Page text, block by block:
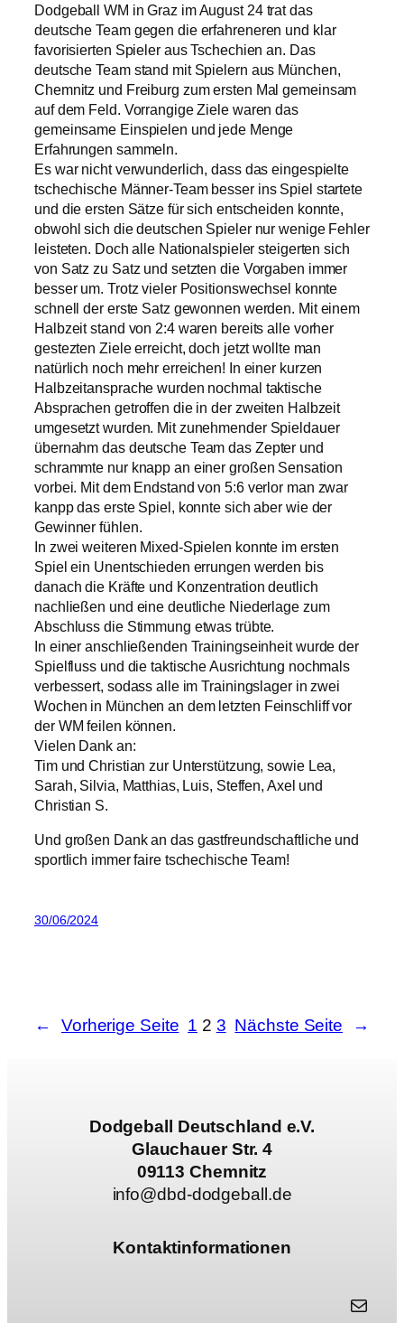
Dodgeball WM in Graz im August 24 trat das
deutsche Team gegen die erfahreneren und klar
favorisierten Spieler aus Tschechien an. Das
deutsche Team stand mit Spielern aus München,
Chemnitz und Freiburg zum ersten Mal gemeinsam
auf dem Feld. Vorrangige Ziele waren das
gemeinsame Einspielen und jede Menge
Erfahrungen sammeln.
Es war nicht verwunderlich, dass das eingespielte
tschechische Männer-Team besser ins Spiel startete
und die ersten Sätze für sich entscheiden konnte,
obwohl sich die deutschen Spieler nur wenige Fehler
leisteten. Doch alle Nationalspieler steigerten sich
von Satz zu Satz und setzten die Vorgaben immer
besser um. Trotz vieler Positionswechsel konnte
schnell der erste Satz gewonnen werden. Mit einem
Halbzeit stand von 2:4 waren bereits alle vorher
gestezten Ziele erreicht, doch jetzt wollte man
natürlich noch mehr erreichen! In einer kurzen
Halbzeitansprache wurden nochmal taktische
Absprachen getroffen die in der zweiten Halbzeit
umgesetzt wurden. Mit zunehmender Spieldauer
übernahm das deutsche Team das Zepter und
schrammte nur knapp an einer großen Sensation
vorbei. Mit dem Endstand von 5:6 verlor man zwar
kanpp das erste Spiel, konnte sich aber wie der
Gewinner fühlen.
In zwei weiteren Mixed-Spielen konnte im ersten
Spiel ein Unentschieden errungen werden bis
danach die Kräfte und Konzentration deutlich
nachließen und eine deutliche Niederlage zum
Abschluss die Stimmung etwas trübte.
In einer anschließenden Trainingseinheit wurde der
Spielfluss und die taktische Ausrichtung nochmals
verbessert, sodass alle im Trainingslager in zwei
Wochen in München an dem letzten Feinschliff vor
der WM feilen können.
Vielen Dank an:
Tim und Christian zur Unterstützung, sowie Lea,
Sarah, Silvia, Matthias, Luis, Steffen, Axel und
Christian S.
Und großen Dank an das gastfreundschaftliche und
sportlich immer faire tschechische Team!
30/06/2024
← Vorherige Seite 1 2 3 Nächste Seite →
Dodgeball Deutschland e.V.
Glauchauer Str. 4
09113 Chemnitz
info@dbd-dodgeball.de
Kontaktinformationen
info@dbd-dodgeball.de